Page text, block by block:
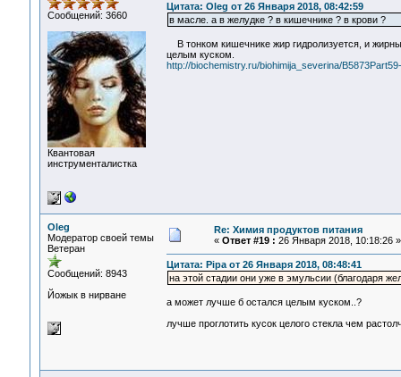
Сообщений: 3660
Квантовая
инструменталистка
Цитата: Oleg от 26 Января 2018, 08:42:59
в масле. а в желудке ? в кишечнике ? в крови ?
В тонком кишечнике жир гидролизуется, и
целым куском.
http://biochemistry.ru/biohimija_severina/
Oleg
Модератор своей темы
Ветеран
Сообщений: 8943
Йожык в нирване
Re: Химия продуктов питания
« Ответ #19 : 26 Января 2018, 10:18:26 »
Цитата: Pipa от 26 Января 2018, 08:48:41
на этой стадии они уже в эмульсии (благодаря
а может лучше б остался целым куском..?
лучше проглотить кусок целого стекла чем